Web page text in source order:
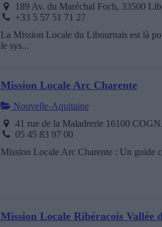
189 Av. du Maréchal Foch, 33500
+33 5 57 51 71 27
La Mission Locale du Libournais est là
le sys...
Mission Locale Arc Charente
Nouvelle-Aquitaine
41 rue de la Maladrerie 16100
05 45 83 97 00
Mission Locale Arc Charente : Un guide
Mission Locale Ribéracois Vallée